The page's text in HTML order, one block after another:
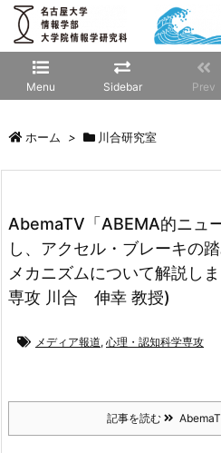
Menu Sidebar Prev
ホーム > 川合研究室
AbemaTV「ABEMA的ニュ
し、アクセル・ブレーキの
メカニズムについて解説し
専攻 川合 伸幸 教授)
メディア報道, 心理・認知科学専攻
記事を読む